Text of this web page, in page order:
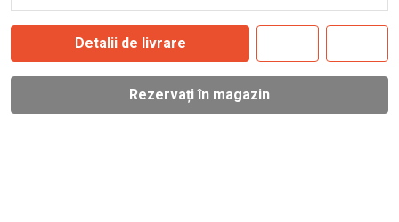
Detalii de livrare
Rezervați în magazin